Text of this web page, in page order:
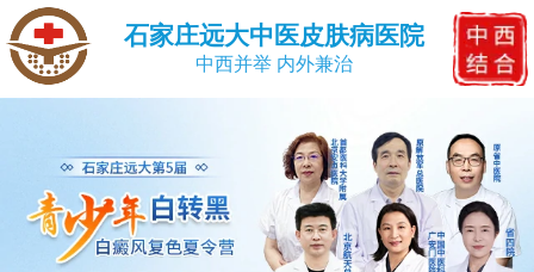
石家庄远大中医皮肤病医院
中西并举 内外兼治